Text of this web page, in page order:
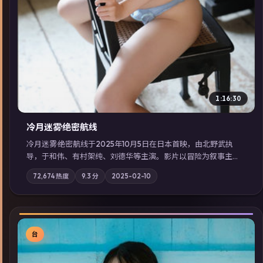
1:16:30
冷月迷雾·绝密航线
冷月迷雾·绝密航线于2025年10月5日在日本首映，由北野武执
导，于和伟、有村架纯、刘德华等主演。影片以冒险为叙事主
轴，记忆碎片重组后，主角发现自己从未活过“真实”的一天；摄
影与配乐强化地域气质；站内亦可通过「国产免费观看高清电视
剧在线看」延展检索同类型高分佳作，畅享高清在线追剧体验。
72,674热度 9.3 分 2025-02-10
台